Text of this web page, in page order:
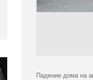
Падение дома на